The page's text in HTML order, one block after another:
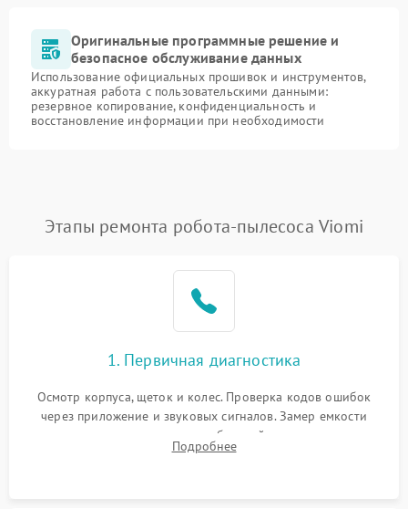
Оригинальные программные решение и
безопасное обслуживание данных
Использование официальных прошивок и инструментов,
аккуратная работа с пользовательскими данными:
резервное копирование, конфиденциальность и
восстановление информации при необходимости
Этапы ремонта робота-пылесоса Viomi
1. Первичная диагностика
Осмотр корпуса, щеток и колес. Проверка кодов ошибок
через приложение и звуковых сигналов. Замер емкости
аккумулятора и тестирование базовой станции зарядки.
Оценка работы лидара, бампера и датчиков падения для
Подробнее